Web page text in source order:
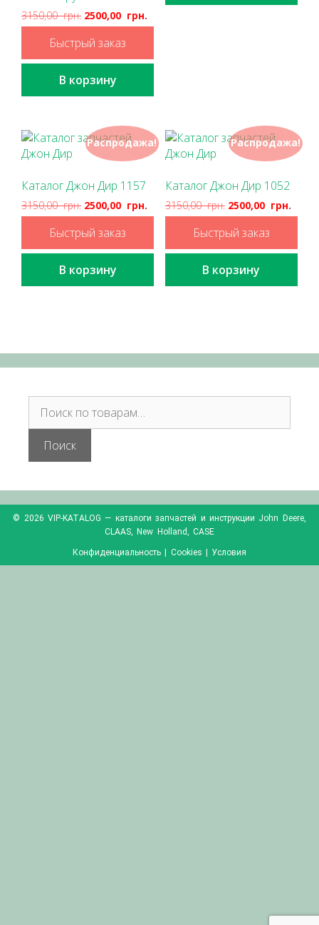
3150,00грн. 2500,00 грн.
Быстрый заказ
В корзину
Распродажа!
Каталог Джон Дир 1157
3150,00грн. 2500,00 грн.
Быстрый заказ
В корзину
Распродажа!
Каталог Джон Дир 1052
3150,00грн. 2500,00 грн.
Быстрый заказ
В корзину
Поиск
© 2026 VIP-KATALOG — каталоги запчастей и инструкции John Deere,
CLAAS, New Holland, CASE
Конфиденциальность| Cookies Условия